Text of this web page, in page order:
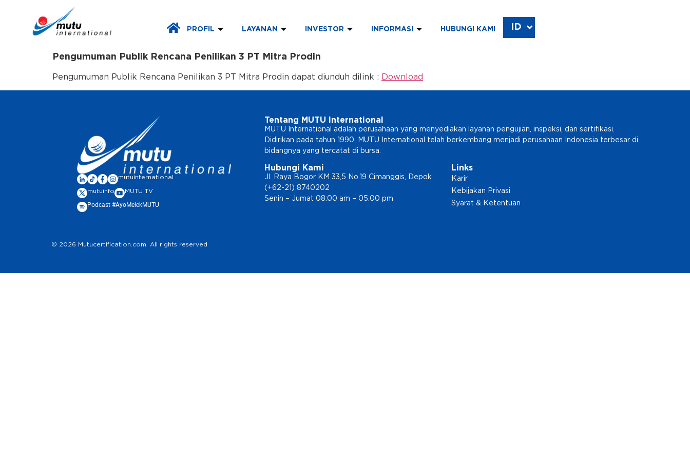
PROFIL LAYANAN INVESTOR INFORMASI HUBUNGI KAMI ID
EN
Pengumuman Publik Rencana Penilikan 3 PT Mitra Prodin
Pengumuman Publik Rencana Penilikan 3 PT Mitra Prodin dapat diunduh dilink : Download
mutuinternational
mutuinfo MUTU TV
Podcast #AyoMelekMUTU
Tentang MUTU International
MUTU International adalah perusahaan yang menyediakan layanan pengujian, inspeksi, dan sertifikasi.
Didirikan pada tahun 1990, MUTU International telah berkembang menjadi perusahaan Indonesia terbesar di
bidangnya yang tercatat di bursa.
Hubungi Kami
Jl. Raya Bogor KM 33,5 No.19 Cimanggis, Depok
(+62-21) 8740202
Senin – Jumat 08:00 am – 05:00 pm
Links
Karir
Kebijakan Privasi
Syarat & Ketentuan
© 2026 Mutucertification.com. All rights reserved